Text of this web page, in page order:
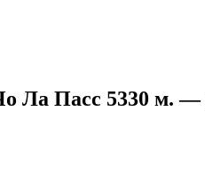
Ла Пасс 5330 м. —